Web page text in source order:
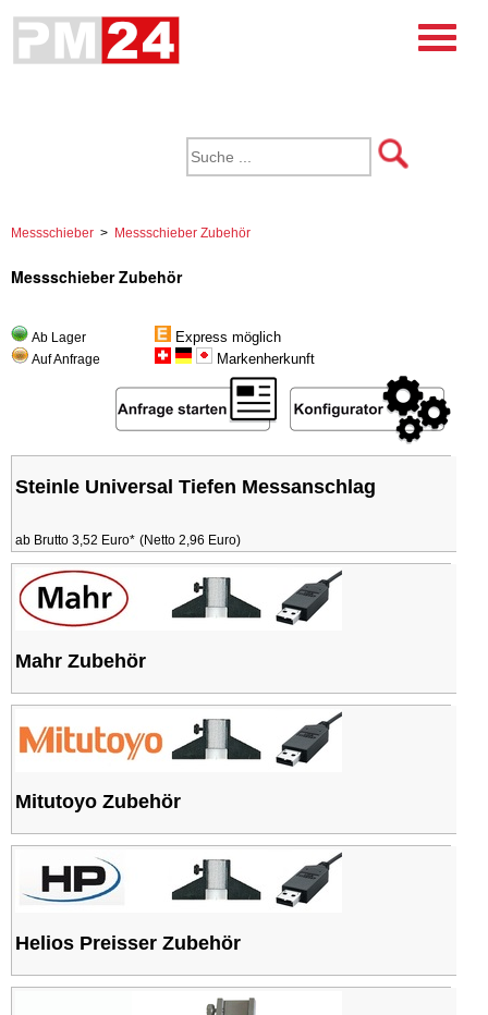
Messschieber > Messschieber Zubehör
Messschieber Zubehör
Ab Lager
Auf Anfrage
Express möglich
Markenherkunft
Steinle Universal Tiefen Messanschlag
ab Brutto 3,52 Euro* (Netto 2,96 Euro)
Mahr Zubehör
Mitutoyo Zubehör
Helios Preisser Zubehör